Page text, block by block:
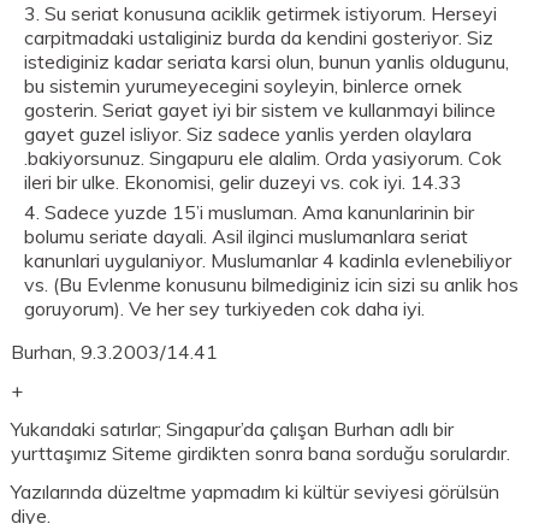
Su seriat konusuna aciklik getirmek istiyorum. Herseyi
carpitmadaki ustaliginiz burda da kendini gosteriyor. Siz
istediginiz kadar seriata karsi olun, bunun yanlis oldugunu,
bu sistemin yurumeyecegini soyleyin, binlerce ornek
gosterin. Seriat gayet iyi bir sistem ve kullanmayi bilince
gayet guzel isliyor. Siz sadece yanlis yerden olaylara
.bakiyorsunuz. Singapuru ele alalim. Orda yasiyorum. Cok
ileri bir ulke. Ekonomisi, gelir duzeyi vs. cok iyi. 14.33
Sadece yuzde 15’i musluman. Ama kanunlarinin bir
bolumu seriate dayali. Asil ilginci muslumanlara seriat
kanunlari uygulaniyor. Muslumanlar 4 kadinla evlenebiliyor
vs. (Bu Evlenme konusunu bilmediginiz icin sizi su anlik hos
goruyorum). Ve her sey turkiyeden cok daha iyi.
Burhan, 9.3.2003/14.41
+
Yukarıdaki satırlar; Singapur’da çalışan Burhan adlı bir
yurttaşımız Siteme girdikten sonra bana sorduğu sorulardır.
Yazılarında düzeltme yapmadım ki kültür seviyesi görülsün
diye.